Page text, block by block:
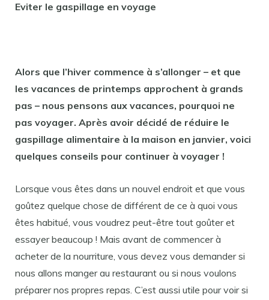
Eviter le gaspillage en voyage
Alors que l’hiver commence à s’allonger – et que
les vacances de printemps approchent à grands
pas – nous pensons aux vacances, pourquoi ne
pas voyager. Après avoir décidé de réduire le
gaspillage alimentaire à la maison en janvier, voici
quelques conseils pour continuer à voyager !
Lorsque vous êtes dans un nouvel endroit et que vous
goûtez quelque chose de différent de ce à quoi vous
êtes habitué, vous voudrez peut-être tout goûter et
essayer beaucoup ! Mais avant de commencer à
acheter de la nourriture, vous devez vous demander si
nous allons manger au restaurant ou si nous voulons
préparer nos propres repas. C’est aussi utile pour voir si